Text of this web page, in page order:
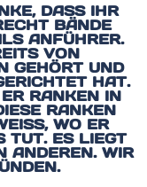
DASS IHR G
BÄNDE Ü
ANFÜHRER. W
VON M
UND V
HAT. S
RANKEN IN A
RANKEN S
WO ER AN
ES LIEGT AN
WIR MÜ